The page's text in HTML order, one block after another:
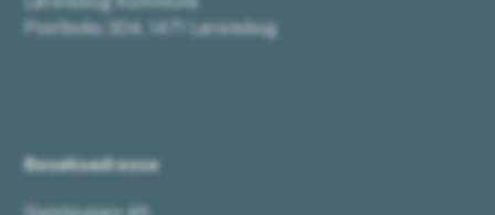
Postboks 304, 1471 Lørenskog
Besøksadresse